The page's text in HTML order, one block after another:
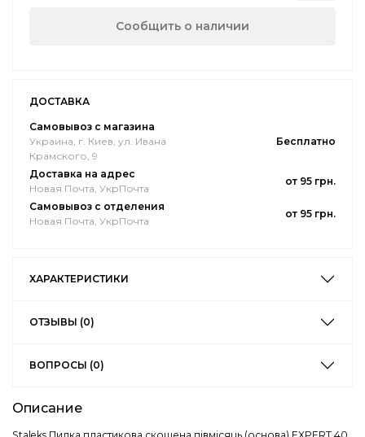
Сообщить о наличии
ДОСТАВКА
Самовывоз с магазина
Украина, г. Киев, ул. Ивана
Крамского, 9
Бесплатно
Доставка на адрес
Новая Почта, УкрПочта
от 95 грн.
Самовывоз с отделения
Новая Почта, УкрПочта
от 95 грн.
ХАРАКТЕРИСТИКИ
ОТЗЫВЫ (0)
ВОПРОСЫ (0)
Описание